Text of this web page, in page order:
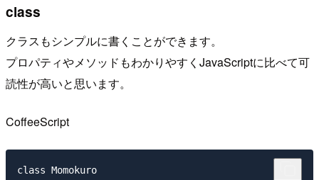
class
クラスもシンプルに書くことができます。
プロパティやメソッドもわかりやすくJavaScriptに比べて可
読性が高いと思います。
CoffeeScript
class Momokuro